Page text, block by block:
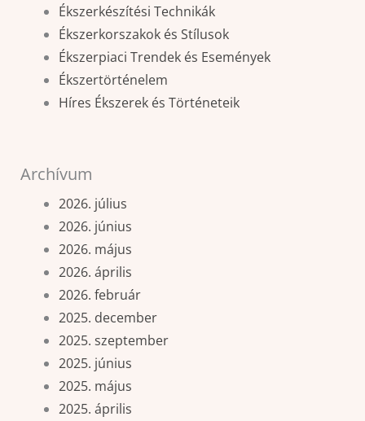
Ékszerkészítési Technikák
Ékszerkorszakok és Stílusok
Ékszerpiaci Trendek és Események
Ékszertörténelem
Híres Ékszerek és Történeteik
Archívum
2026. július
2026. június
2026. május
2026. április
2026. február
2025. december
2025. szeptember
2025. június
2025. május
2025. április